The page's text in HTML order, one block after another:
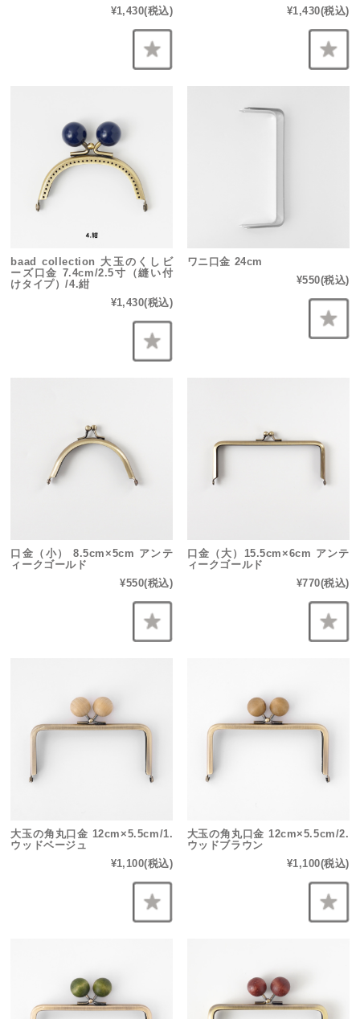
¥1,430(税込)
¥1,430(税込)
baad collection 大玉のくしビ
ーズ口金 7.4cm/2.5寸（縫い付
けタイプ）/4.紺
¥1,430(税込)
ワニ口金 24cm
¥550(税込)
口金（小） 8.5cm×5cm アンテ
ィークゴールド
¥550(税込)
口金（大）15.5cm×6cm アンテ
ィークゴールド
¥770(税込)
大玉の角丸口金 12cm×5.5cm/1.
ウッドベージュ
¥1,100(税込)
大玉の角丸口金 12cm×5.5cm/2.
ウッドブラウン
¥1,100(税込)